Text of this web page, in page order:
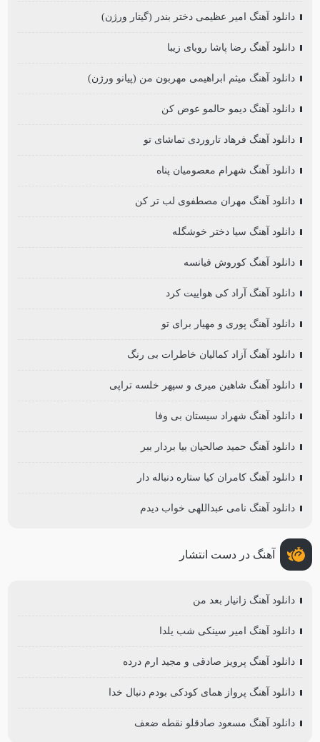
دانلود آهنگ امیر عظیمی دختر بندر (گیتار ورژن)
دانلود آهنگ رضا پاشا رویای زیبا
دانلود آهنگ میثم ابراهیمی مهربون من (پیانو ورژن)
دانلود آهنگ دیمو حالمو عوض کن
دانلود آهنگ فرهاد تاروردی تماشای تو
دانلود آهنگ شهرام معصومیان پناه
دانلود آهنگ مهران مصطفوی لب تر کن
دانلود آهنگ سیا دختر خوشگله
دانلود آهنگ کوروش فیانسه
دانلود آهنگ آراد کی هواییت کرد
دانلود آهنگ پوری و مهیار برای تو
دانلود آهنگ آزاد کمالیان خاطرات بی رنگ
دانلود آهنگ شاهین میری و سپهر خلسه تراپی
دانلود آهنگ شهراد سیستان بی وفا
دانلود آهنگ حمید صالحیان بیا بردار ببر
دانلود آهنگ کامران کیا ستاره دنباله دار
دانلود آهنگ نامی عبداللهی خواب دیدم
آهنگ در دست انتشار
دانلود آهنگ زانیار بعد من
دانلود آهنگ امیر سینکی شب یلدا
دانلود آهنگ پرویز صادقی و مجید ارم درده
دانلود آهنگ پرواز همای کودکی بودم دنبال خدا
دانلود آهنگ مسعود صادقلو نقطه ضعف